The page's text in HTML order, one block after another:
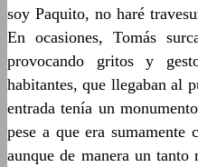
soy Paquito, no haré
En ocasiones, Tomás
provocando gritos y
habitantes, que llegaban al
entrada tenía un
pese a que era sumamente
aunque de manera un